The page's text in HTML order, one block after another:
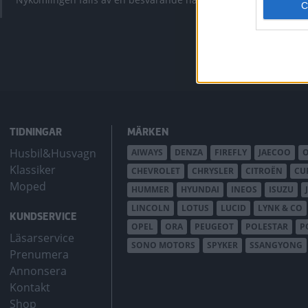
bZ4X
TIDNINGAR
Husbil&Husvagn
Klassiker
Moped
KUNDSERVICE
Läsarservice
Prenumera
Annonsera
Kontakt
Shop
MÄRKEN
AIWAYS DENZA FIREFLY JAECOO
CHEVROLET
CHRYSLER CITROËN
HUMMER
HYUNDAI INEOS ISUZU
LINCOLN
LOTUS LUCID LYNK & CO
OPEL
ORA PEUGEOT POLESTAR
SONO MOTORS
SPYKER SSANGYONG